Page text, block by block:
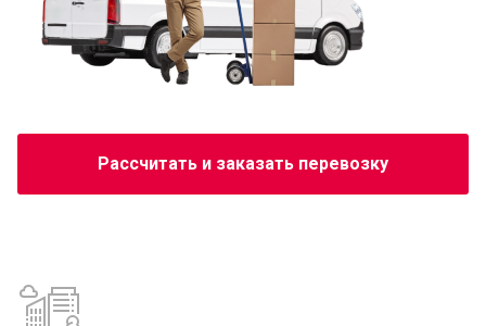
Рассчитать и заказать перевозку